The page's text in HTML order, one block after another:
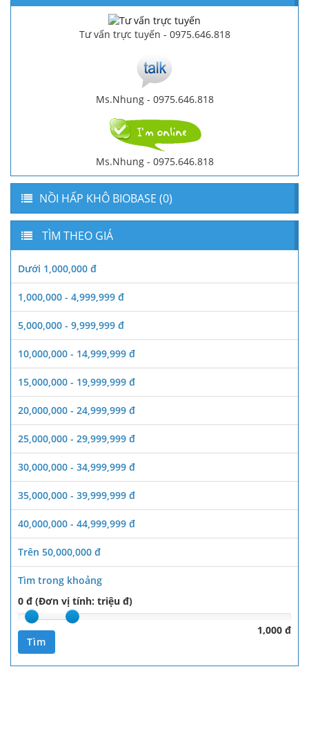
Tư vấn trực tuyến - 0975.646.818
Ms.Nhung - 0975.646.818
Ms.Nhung - 0975.646.818
NỒI HẤP KHÔ BIOBASE (0)
TÌM THEO GIÁ
Dưới 1,000,000 đ
1,000,000 - 4,999,999 đ
5,000,000 - 9,999,999 đ
10,000,000 - 14,999,999 đ
15,000,000 - 19,999,999 đ
20,000,000 - 24,999,999 đ
25,000,000 - 29,999,999 đ
30,000,000 - 34,999,999 đ
35,000,000 - 39,999,999 đ
40,000,000 - 44,999,999 đ
Trên 50,000,000 đ
Tìm trong khoảng
0 đ (Đơn vị tính: triệu đ)
1,000 đ
Tìm